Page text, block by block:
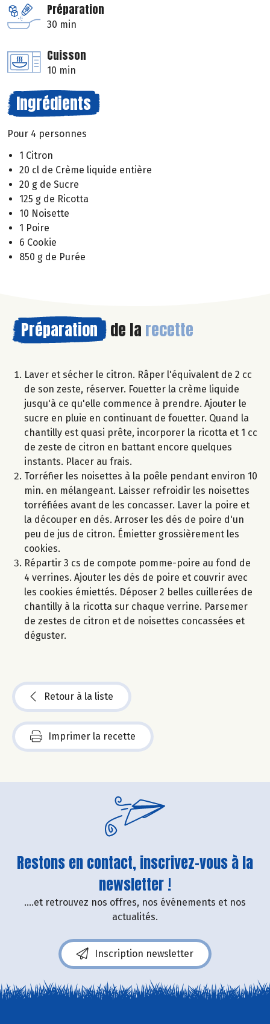
Préparation
30 min
Cuisson
10 min
Ingrédients
Pour 4 personnes
1 Citron
20 cl de Crème liquide entière
20 g de Sucre
125 g de Ricotta
10 Noisette
1 Poire
6 Cookie
850 g de Purée
Préparation de la recette
Laver et sécher le citron. Râper l'équivalent de 2 cc
de son zeste, réserver. Fouetter la crème liquide
jusqu'à ce qu'elle commence à prendre. Ajouter le
sucre en pluie en continuant de fouetter. Quand la
chantilly est quasi prête, incorporer la ricotta et 1 cc
de zeste de citron en battant encore quelques
instants. Placer au frais.
Torréfier les noisettes à la poêle pendant environ 10
min. en mélangeant. Laisser refroidir les noisettes
torréfiées avant de les concasser. Laver la poire et
la découper en dés. Arroser les dés de poire d'un
peu de jus de citron. Émietter grossièrement les
cookies.
Répartir 3 cs de compote pomme-poire au fond de
4 verrines. Ajouter les dés de poire et couvrir avec
les cookies émiettés. Déposer 2 belles cuillerées de
chantilly à la ricotta sur chaque verrine. Parsemer
de zestes de citron et de noisettes concassées et
déguster.
Retour à la liste
Imprimer la recette
Restons en contact, inscrivez-vous à la
newsletter !
....et retrouvez nos offres, nos événements et nos
actualités.
Inscription newsletter